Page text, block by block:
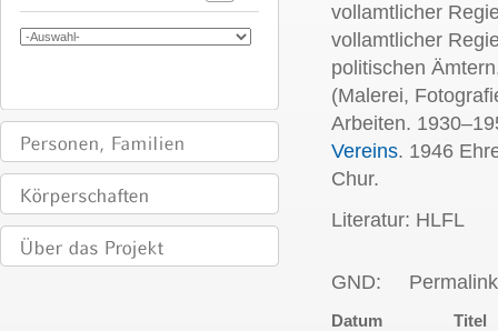
vollamtlicher
vollamtlicher
politischen
(Malerei,
Arbeiten.
Vereins. 1946
Chur.
Literatur: HLFL
GND:
Datum Titel